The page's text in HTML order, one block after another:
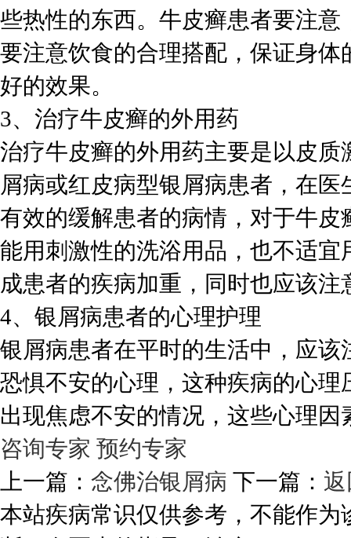
些热性的东西。牛皮癣患者要注
要注意饮食的合理搭配，保证身
好的效果。
3、治疗牛皮癣的外用药
治疗牛皮癣的外用药主要是以皮
屑病或红皮病型银屑病患者，在
有效的缓解患者的病情，对于牛
能用刺激性的洗浴用品，也不适
成患者的疾病加重，同时也应该
4、银屑病患者的心理护理
银屑病患者在平时的生活中，应
恐惧不安的心理，这种疾病的心
出现焦虑不安的情况，这些心理
咨询专家 预约专家
上一篇： 念佛治银屑病 下一篇：
本站疾病常识仅供参考，不能作